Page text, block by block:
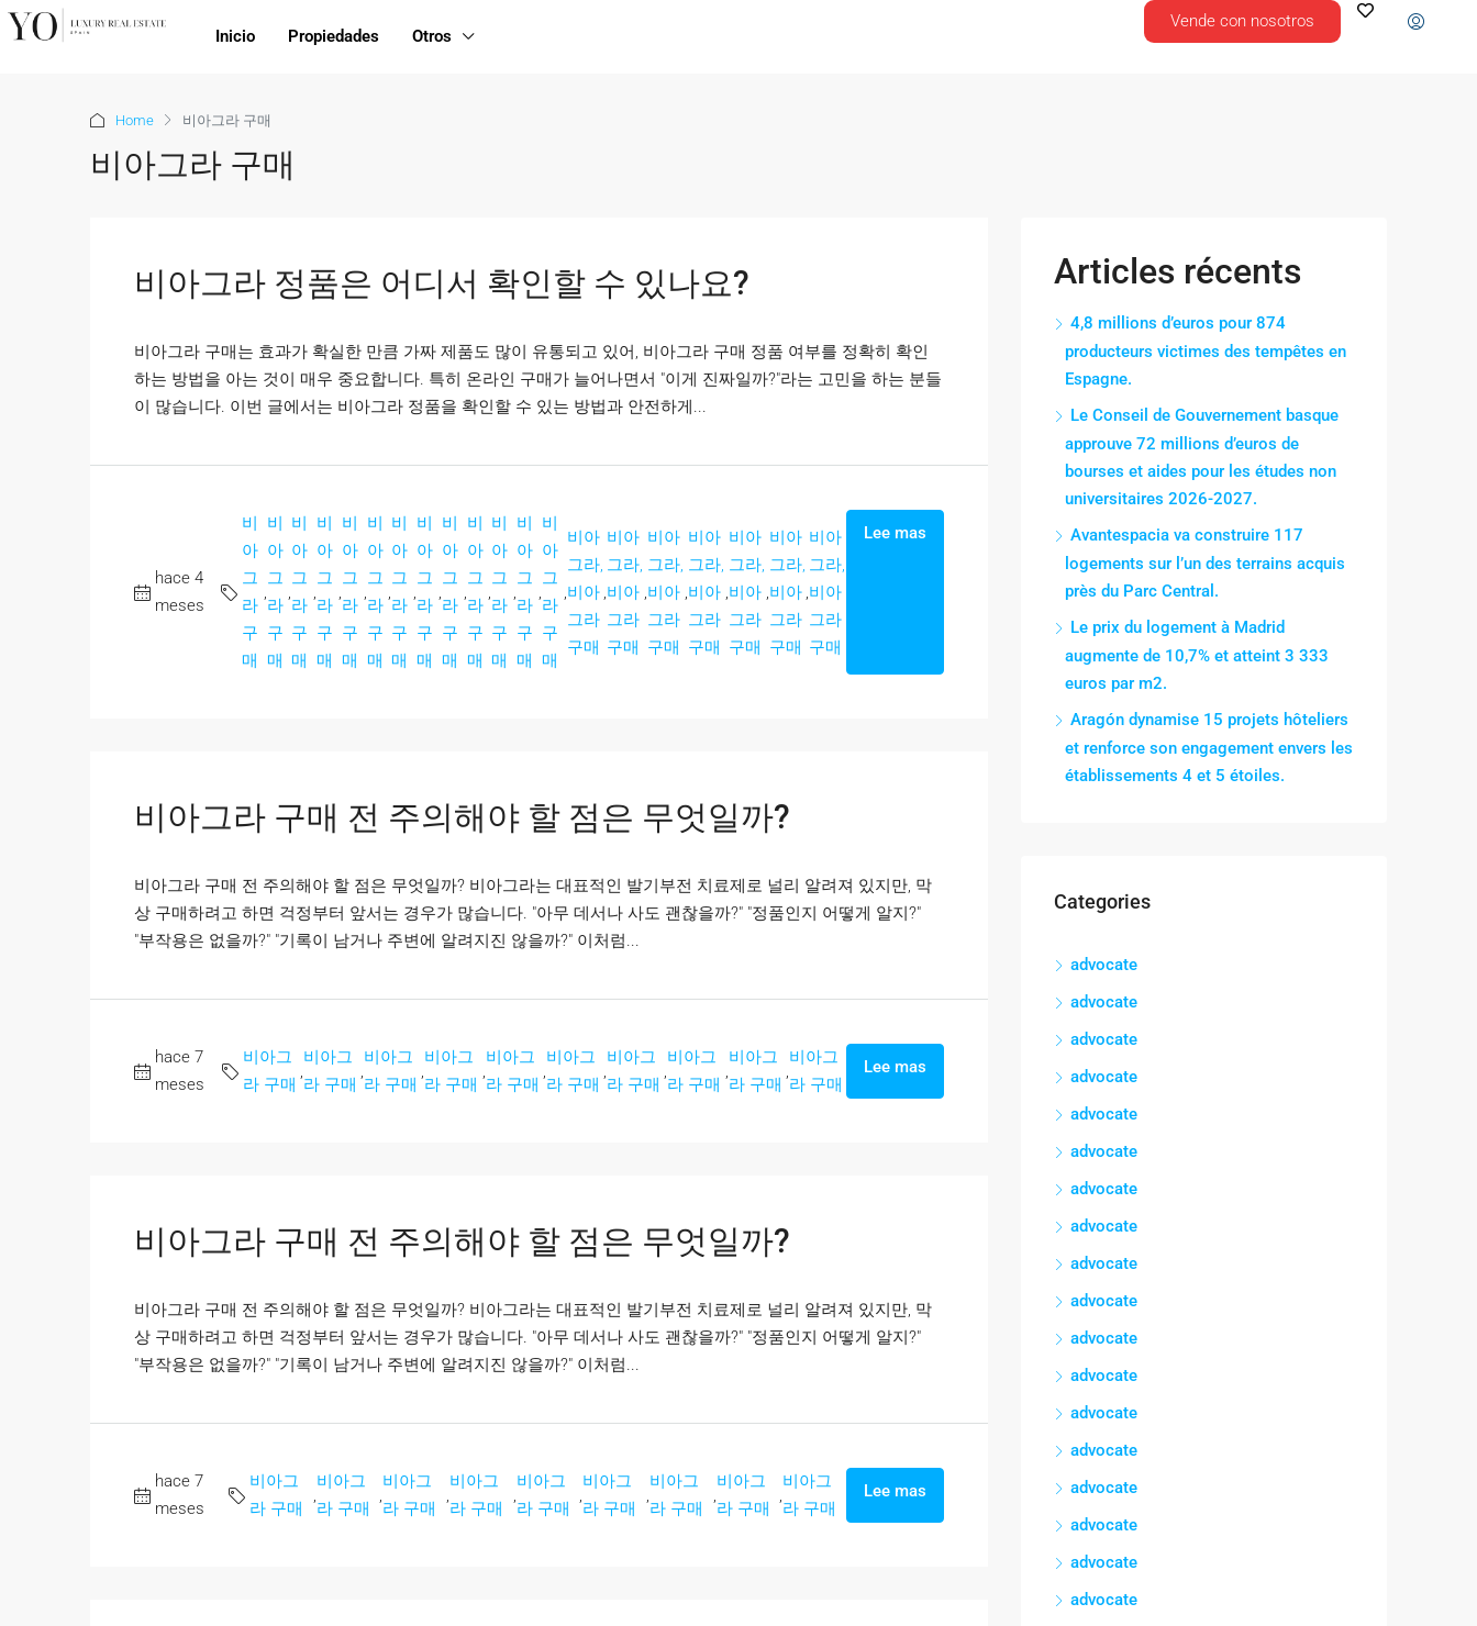
Inicio Propiedades Otros
Vende con nosotros
Home 비아그라 구매
비아그라 구매
비아그라 정품은 어디서 확인할 수 있나요?
비아그라 구매는 효과가 확실한 만큼 가짜 제품도 많이 유통되고 있어, 비아그라 구매 정품 여부를 정확히 확인
하는 방법을 아는 것이 매우 중요합니다. 특히 온라인 구매가 늘어나면서 "이게 진짜일까?"라는 고민을 하는 분들
이 많습니다. 이번 글에서는 비아그라 정품을 확인할 수 있는 방법과 안전하게...
hace 4
meses
비
아
그
라
구
매
비
아
그
라
구
매
비
아
그
라
구
매
비
아
그
라
구
매
비
아
그
라
구
매
비
아
그
라
구
매
비
아
그
라
구
매
비
아
그
라
구
매
비
아
그
라
구
매
비
아
그
라
구
매
비
아
그
라
구
매
비
아
그
라
구
매
비
아
그
라
구
매
비아
그라,
비아
그라
구매
비아
그라,
비아
그라
구매
비아
그라,
비아
그라
구매
비아
그라,
비아
그라
구매
비아
그라,
비아
그라
구매
비아
그라,
비아
그라
구매
비아
그라,
비아
그라
구매
Lee mas
비아그라 구매 전 주의해야 할 점은 무엇일까?
비아그라 구매 전 주의해야 할 점은 무엇일까? 비아그라는 대표적인 발기부전 치료제로 널리 알려져 있지만, 막
상 구매하려고 하면 걱정부터 앞서는 경우가 많습니다. "아무 데서나 사도 괜찮을까?" "정품인지 어떻게 알지?"
"부작용은 없을까?" "기록이 남거나 주변에 알려지진 않을까?" 이처럼...
hace 7
meses
비아그
라 구매
비아그
라 구매
비아그
라 구매
비아그
라 구매
비아그
라 구매
비아그
라 구매
비아그
라 구매
비아그
라 구매
비아그
라 구매
비아그
라 구매
Lee mas
비아그라 구매 전 주의해야 할 점은 무엇일까?
비아그라 구매 전 주의해야 할 점은 무엇일까? 비아그라는 대표적인 발기부전 치료제로 널리 알려져 있지만, 막
상 구매하려고 하면 걱정부터 앞서는 경우가 많습니다. "아무 데서나 사도 괜찮을까?" "정품인지 어떻게 알지?"
"부작용은 없을까?" "기록이 남거나 주변에 알려지진 않을까?" 이처럼...
hace 7
meses
비아그
라 구매
비아그
라 구매
비아그
라 구매
비아그
라 구매
비아그
라 구매
비아그
라 구매
비아그
라 구매
비아그
라 구매
비아그
라 구매
Lee mas
Articles récents
4,8 millions d’euros pour 874
producteurs victimes des tempêtes en
Espagne.
Le Conseil de Gouvernement basque
approuve 72 millions d’euros de
bourses et aides pour les études non
universitaires 2026-2027.
Avantespacia va construire 117
logements sur l’un des terrains acquis
près du Parc Central.
Le prix du logement à Madrid
augmente de 10,7% et atteint 3 333
euros par m2.
Aragón dynamise 15 projets hôteliers
et renforce son engagement envers les
établissements 4 et 5 étoiles.
Categories
advocate
advocate
advocate
advocate
advocate
advocate
advocate
advocate
advocate
advocate
advocate
advocate
advocate
advocate
advocate
advocate
advocate
advocate